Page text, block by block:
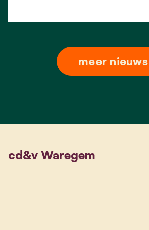
meer nieuws
cd&v Waregem